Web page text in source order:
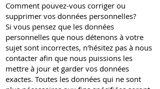
Comment pouvez-vous corriger ou
supprimer vos données personnelles?
Si vous pensez que les données
personnelles que nous détenons à votre
sujet sont incorrectes, n'hésitez pas à nous
contacter afin que nous puissions les
mettre à jour et garder vos données
exactes. Toutes les données qui ne sont